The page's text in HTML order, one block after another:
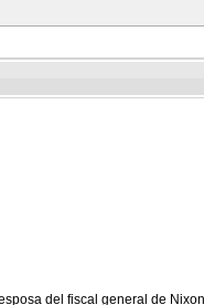
del fiscal general de